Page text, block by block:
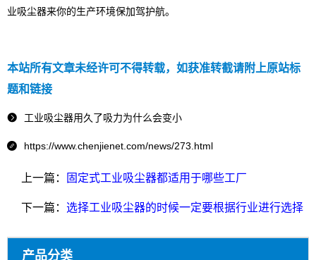
业吸尘器来你的生产环境保加驾护航。
本站所有文章未经许可不得转载，如获准转截请附上原站标
题和链接
 工业吸尘器用久了吸力为什么会变小
 https://www.chenjienet.com/news/273.html
上一篇： 固定式工业吸尘器都适用于哪些工厂
下一篇： 选择工业吸尘器的时候一定要根据行业进行选择
产品分类